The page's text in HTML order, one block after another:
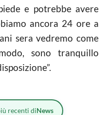
e potrebbe avere
ancora 24 ore a
sera vedremo come
sono tranquillo
recenti diNews